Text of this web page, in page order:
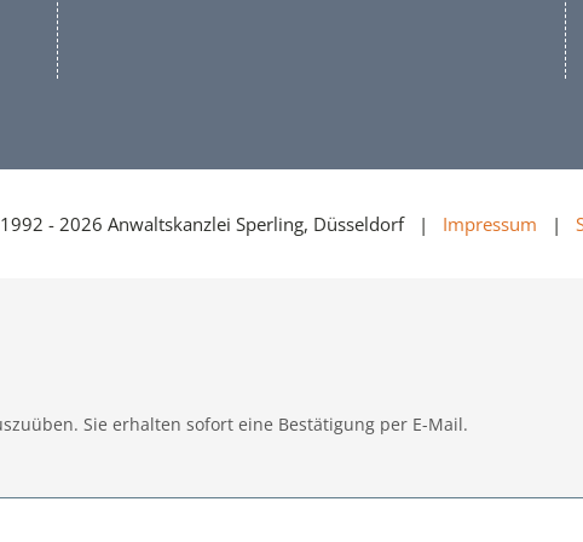
- 2026 Anwaltskanzlei Sperling, Düsseldorf | Impressum |
Sie erhalten sofort eine Bestätigung per E-Mail.